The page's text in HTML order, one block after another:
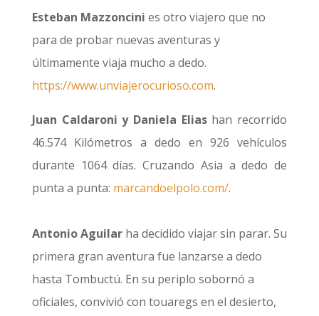
Esteban Mazzoncini es otro viajero que no
para de probar nuevas aventuras y
últimamente viaja mucho a dedo.
https://www.unviajerocurioso.com.
Juan Caldaroni y Daniela Eliashan recorrido
46.574 Kilómetros a dedo en 926 vehículos
durante 1064 días. Cruzando Asia a dedo de
punta a punta: marcandoelpolo.com/.
Antonio Aguilarha decidido viajar sin parar. Su
primera gran aventura fue lanzarse a dedo
hasta Tombuctú. En su periplo sobornó a
oficiales, convivió con touaregs en el desierto,